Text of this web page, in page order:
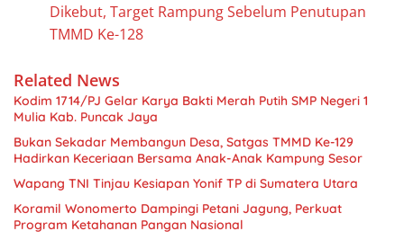
Dikebut, Target Rampung Sebelum Penutupan
TMMD Ke-128
Related News
Kodim 1714/PJ Gelar Karya Bakti Merah Putih SMP Negeri 1
Mulia Kab. Puncak Jaya
Bukan Sekadar Membangun Desa, Satgas TMMD Ke-129
Hadirkan Keceriaan Bersama Anak-Anak Kampung Sesor
Wapang TNI Tinjau Kesiapan Yonif TP di Sumatera Utara
Koramil Wonomerto Dampingi Petani Jagung, Perkuat
Program Ketahanan Pangan Nasional